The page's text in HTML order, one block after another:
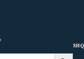
Search Button